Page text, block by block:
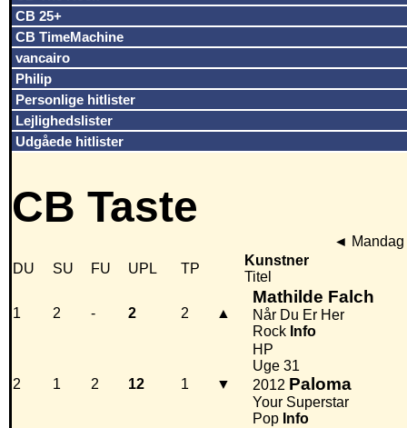
CB 25+
CB TimeMachine
vancairo
Philip
Personlige hitlister
Lejlighedslister
Udgåede hitlister
CB Taste
◄
DU
SU FU UPL TP
Kunstner
Titel
1 2 - 2 2 ▲
Mathilde Falch
Når Du Er Her
Rock Info
2 1 2 12 1 ▼
HP
Uge 31
2012 Paloma
Your Superstar
Pop Info